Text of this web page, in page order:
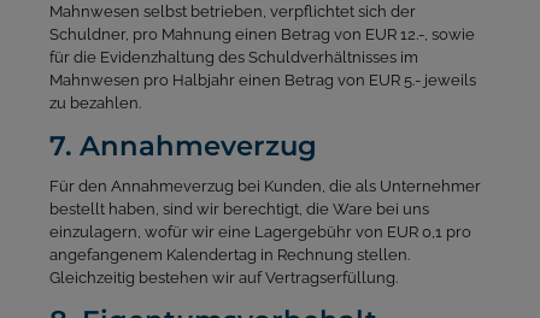
Mahnwesen selbst betrieben, verpflichtet sich der
Schuldner, pro Mahnung einen Betrag von EUR 12.-, sowie
für die Evidenzhaltung des Schuldverhältnisses im
Mahnwesen pro Halbjahr einen Betrag von EUR 5.- jeweils
zu bezahlen.
7. Annahmeverzug
Für den Annahmeverzug bei Kunden, die als Unternehmer
bestellt haben, sind wir berechtigt, die Ware bei uns
einzulagern, wofür wir eine Lagergebühr von EUR 0,1 pro
angefangenem Kalendertag in Rechnung stellen.
Gleichzeitig bestehen wir auf Vertragserfüllung.